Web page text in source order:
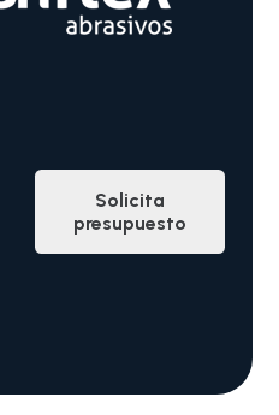
Solicita
presupuesto